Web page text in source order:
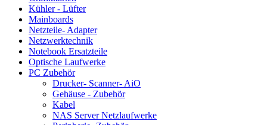
Kühler - Lüfter
Mainboards
Netzteile- Adapter
Netzwerktechnik
Notebook Ersatzteile
Optische Laufwerke
PC Zubehör
Drucker- Scanner- AiO
Gehäuse - Zubehör
Kabel
NAS Server Netzlaufwerke